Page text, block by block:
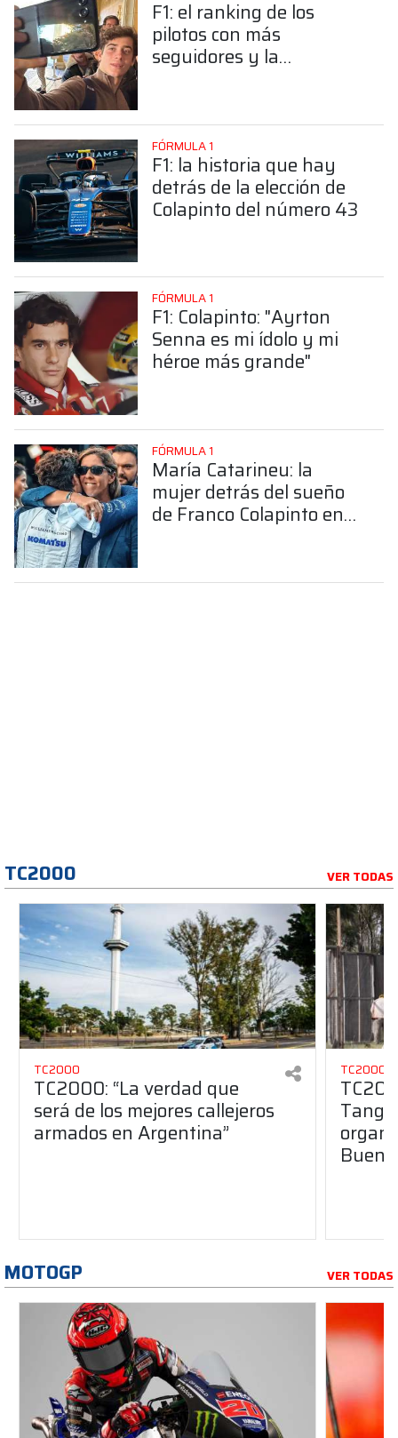
F1: el ranking de los
pilotos con más
seguidores y la
FÓRMULA 1
F1: la historia que hay
detrás de la elección de
Colapinto del número 43
FÓRMULA 1
F1: Colapinto: "Ayrton
Senna es mi ídolo y mi
héroe más grande"
FÓRMULA 1
María Catarineu: la
mujer detrás del sueño
de Franco Colapinto en
TC2000 VER TODAS
TC2000
TC2000: “La verdad que
será de los mejores callejeros
armados en Argentina”
TC2000
MOTOGP VER TODAS